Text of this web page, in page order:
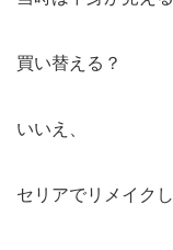
買い替える？
いいえ、
セリアでリメイク